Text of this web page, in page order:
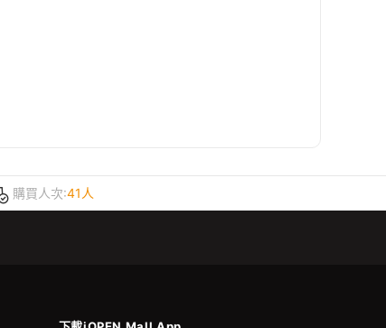
購買人次:41人